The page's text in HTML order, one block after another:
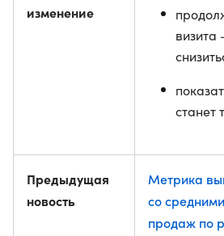
изменение
станет
Предыдущая
новость
Метрика
со
продаж по